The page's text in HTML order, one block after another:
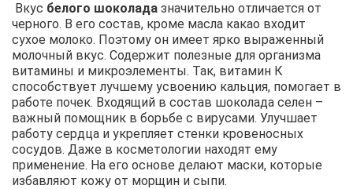
Вкус белого шоколада значительно отличается от
черного. В его состав, кроме масла какао входит
сухое молоко. Поэтому он имеет ярко выраженный
молочный вкус. Содержит полезные для организма
витамины и микроэлементы. Так, витамин К
способствует лучшему усвоению кальция, помогает в
работе почек. Входящий в состав шоколада селен –
важный помощник в борьбе с вирусами. Улучшает
работу сердца и укрепляет стенки кровеносных
сосудов. Даже в косметологии находят ему
применение. На его основе делают маски, которые
избавляют кожу от морщин и сыпи.